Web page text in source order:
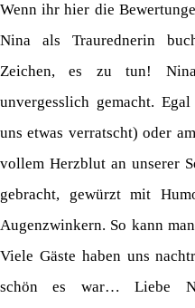
Wenn ihr hier die
Nina als Traurednerin
Zeichen, es zu tun!
unvergesslich gemacht.
uns etwas verratscht) oder
vollem Herzblut an unserer
gebracht, gewürzt mit
Augenzwinkern. So kann
Viele Gäste haben uns
schön es war… Liebe